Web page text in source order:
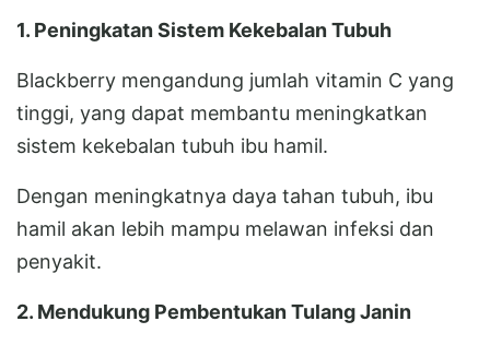
1. Peningkatan Sistem Kekebalan Tubuh
Blackberry mengandung jumlah vitamin C yang
tinggi, yang dapat membantu meningkatkan
sistem kekebalan tubuh ibu hamil.
Dengan meningkatnya daya tahan tubuh, ibu
hamil akan lebih mampu melawan infeksi dan
penyakit.
2. Mendukung Pembentukan Tulang Janin